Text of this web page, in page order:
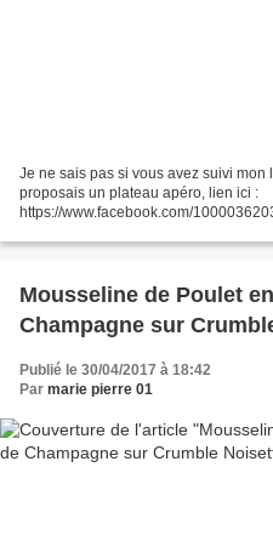
Je ne sais pas si vous avez suivi
proposais un plateau apéro, lien ici :
https://www.facebook.com/
Mousseline de Poulet
Champagne sur
Publié le 30/04/2017 à 18:42
Par marie pierre 01